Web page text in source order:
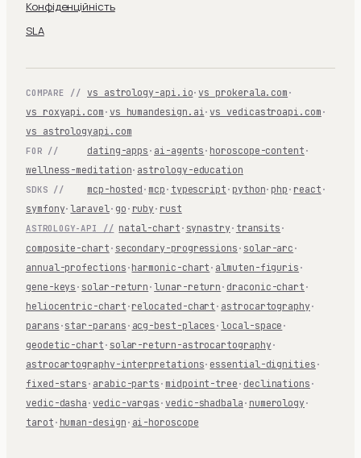
Конфіденційність
SLA
COMPARE // vs astrology-api.io·vs prokerala.com ·
vs roxyapi.com · vs humandesign.ai·vs vedicastroapi.com ·
vs astrologyapi.com
FOR // dating-apps · ai-agents · horoscope-content ·
wellness-meditation· astrology-education
SDKS // mcp-hosted · mcp · typescript · python· php · react ·
symfony·laravel· go · ruby · rust
ASTROLOGY-API // natal-chart · synastry · transits ·
composite-chart · secondary-progressions · solar-arc ·
annual-profections · harmonic-chart · almuten-figuris ·
gene-keys · solar-return ·lunar-return · draconic-chart ·
heliocentric-chart · relocated-chart · astrocartography ·
parans · star-parans · acg-best-places ·local-space ·
geodetic-chart · solar-return-astrocartography ·
astrocartography-interpretations· essential-dignities ·
fixed-stars · arabic-parts · midpoint-tree · declinations ·
vedic-dasha ·vedic-vargas ·vedic-shadbala · numerology ·
tarot · human-design · ai-horoscope